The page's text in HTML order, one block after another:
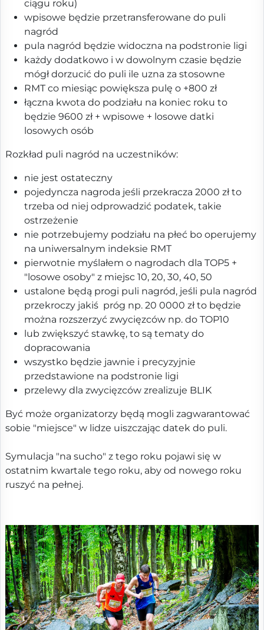
ciągu roku)
wpisowe będzie przetransferowane do puli
nagród
pula nagród będzie widoczna na podstronie ligi
każdy dodatkowo i w dowolnym czasie będzie
mógł dorzucić do puli ile uzna za stosowne
RMT co miesiąc powiększa pulę o +800 zł
łączna kwota do podziału na koniec roku to
będzie 9600 zł + wpisowe + losowe datki
losowych osób
Rozkład puli nagród na uczestników:
nie jest ostateczny
pojedyncza nagroda jeśli przekracza 2000 zł to
trzeba od niej odprowadzić podatek, takie
ostrzeżenie
nie potrzebujemy podziału na płeć bo operujemy
na uniwersalnym indeksie RMT
pierwotnie myślałem o nagrodach dla TOP5 +
"losowe osoby" z miejsc 10, 20, 30, 40, 50
ustalone będą progi puli nagród, jeśli pula nagród
przekroczy jakiś próg np. 20 0000 zł to będzie
można rozszerzyć zwycięzców np. do TOP10
lub zwiększyć stawkę, to są tematy do
dopracowania
wszystko będzie jawnie i precyzyjnie
przedstawione na podstronie ligi
przelewy dla zwycięzców zrealizuje BLIK
Być może organizatorzy będą mogli zagwarantować
sobie "miejsce" w lidze uiszczając datek do puli.
Symulacja "na sucho" z tego roku pojawi się w
ostatnim kwartale tego roku, aby od nowego roku
ruszyć na pełnej.